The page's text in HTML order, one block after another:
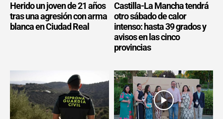
Herido un joven de 21 años
tras una agresión con arma
blanca en Ciudad Real
Castilla-La Mancha tendrá
otro sábado de calor
intenso: hasta 39 grados y
avisos en las cinco
provincias